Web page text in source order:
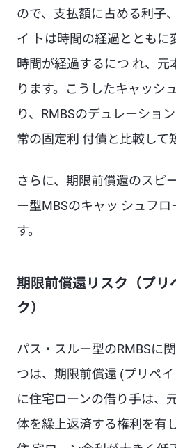
ので、支払額に占める利子
イ トは時間の経過とともに
時間が経過するにつ れ、元
ります。こうしたキャッシ
り、RMBSのデュレーショ
常の固定利 付債と比較して
さらに、期限前償還のスピ
ー型MBSのキャッ シュフ
す。
期限前償還リスク（プリ
ク）
パス・スルー型のRMBSに
つは、期限前償還 (プリペ
に住宅ローンの借り手は、
体を繰上返済する権利を有